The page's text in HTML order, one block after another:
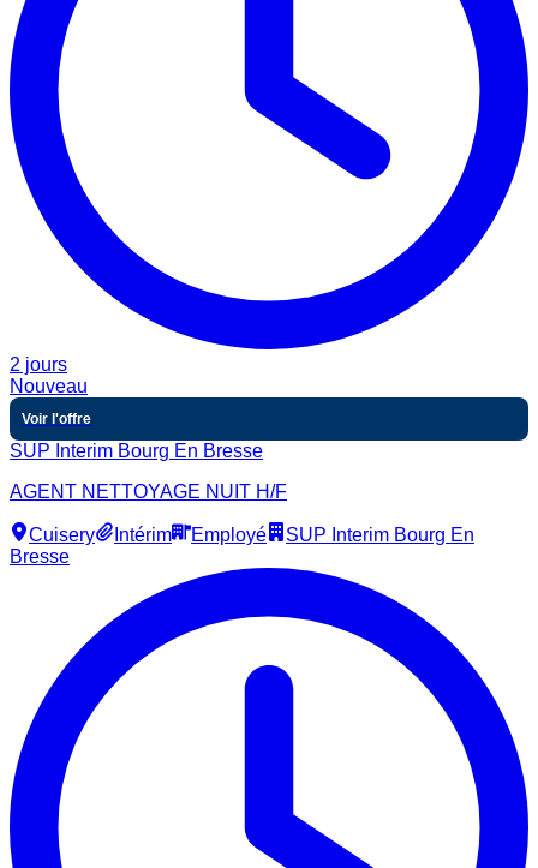
2 jours
Nouveau
Voir l'offre
SUP Interim Bourg En Bresse
AGENT NETTOYAGE NUIT H/F
Cuisery Intérim Employé
SUP Interim Bourg En
Bresse